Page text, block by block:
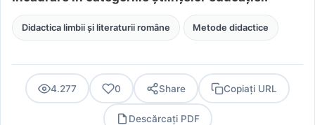
Didactica limbii și literaturii române Metode didactice
4.277 0 Share Copiați URL
Descărcați PDF